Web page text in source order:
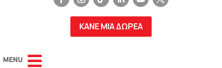
ΚΑΝΕ ΜΙΑ ΔΩΡΕΑ